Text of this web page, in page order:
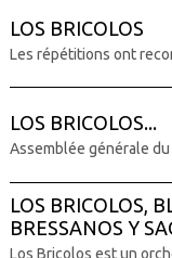
LOS BRICOLOS
Les répétitions ont
LOS BRICOLOS...
Assemblée générale du
LOS BRICOLOS,
BRESSANOS Y
Los Bricolos est un